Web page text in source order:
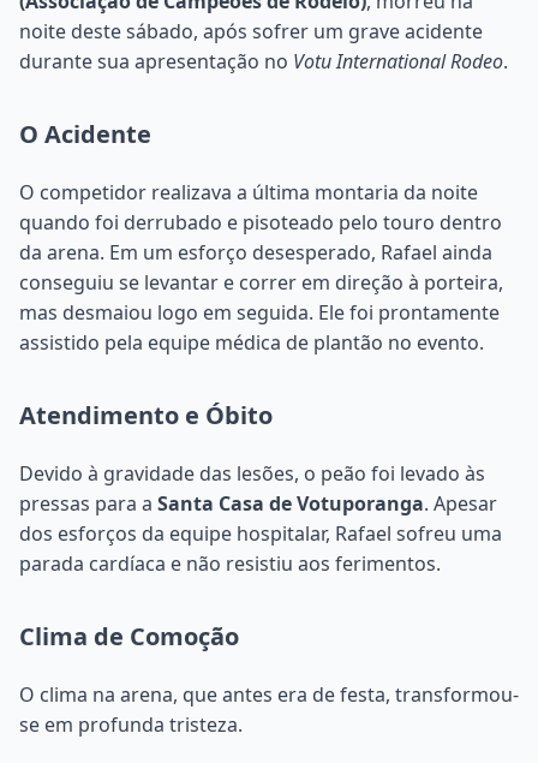
noite deste sábado, após sofrer um grave acidente
durante sua apresentação no Votu International Rodeo.
O Acidente
O competidor realizava a última montaria da noite
quando foi derrubado e pisoteado pelo touro dentro
da arena. Em um esforço desesperado, Rafael ainda
conseguiu se levantar e correr em direção à porteira,
mas desmaiou logo em seguida. Ele foi prontamente
assistido pela equipe médica de plantão no evento.
Atendimento e Óbito
Devido à gravidade das lesões, o peão foi levado às
pressas para a Santa Casa de Votuporanga. Apesar
dos esforços da equipe hospitalar, Rafael sofreu uma
parada cardíaca e não resistiu aos ferimentos.
Clima de Comoção
O clima na arena, que antes era de festa, transformou-
se em profunda tristeza.